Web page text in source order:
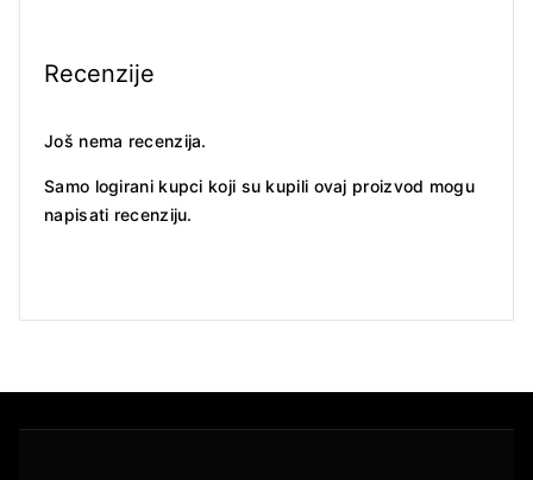
Recenzije
Još nema recenzija.
Samo logirani kupci koji su kupili ovaj proizvod mogu
napisati recenziju.